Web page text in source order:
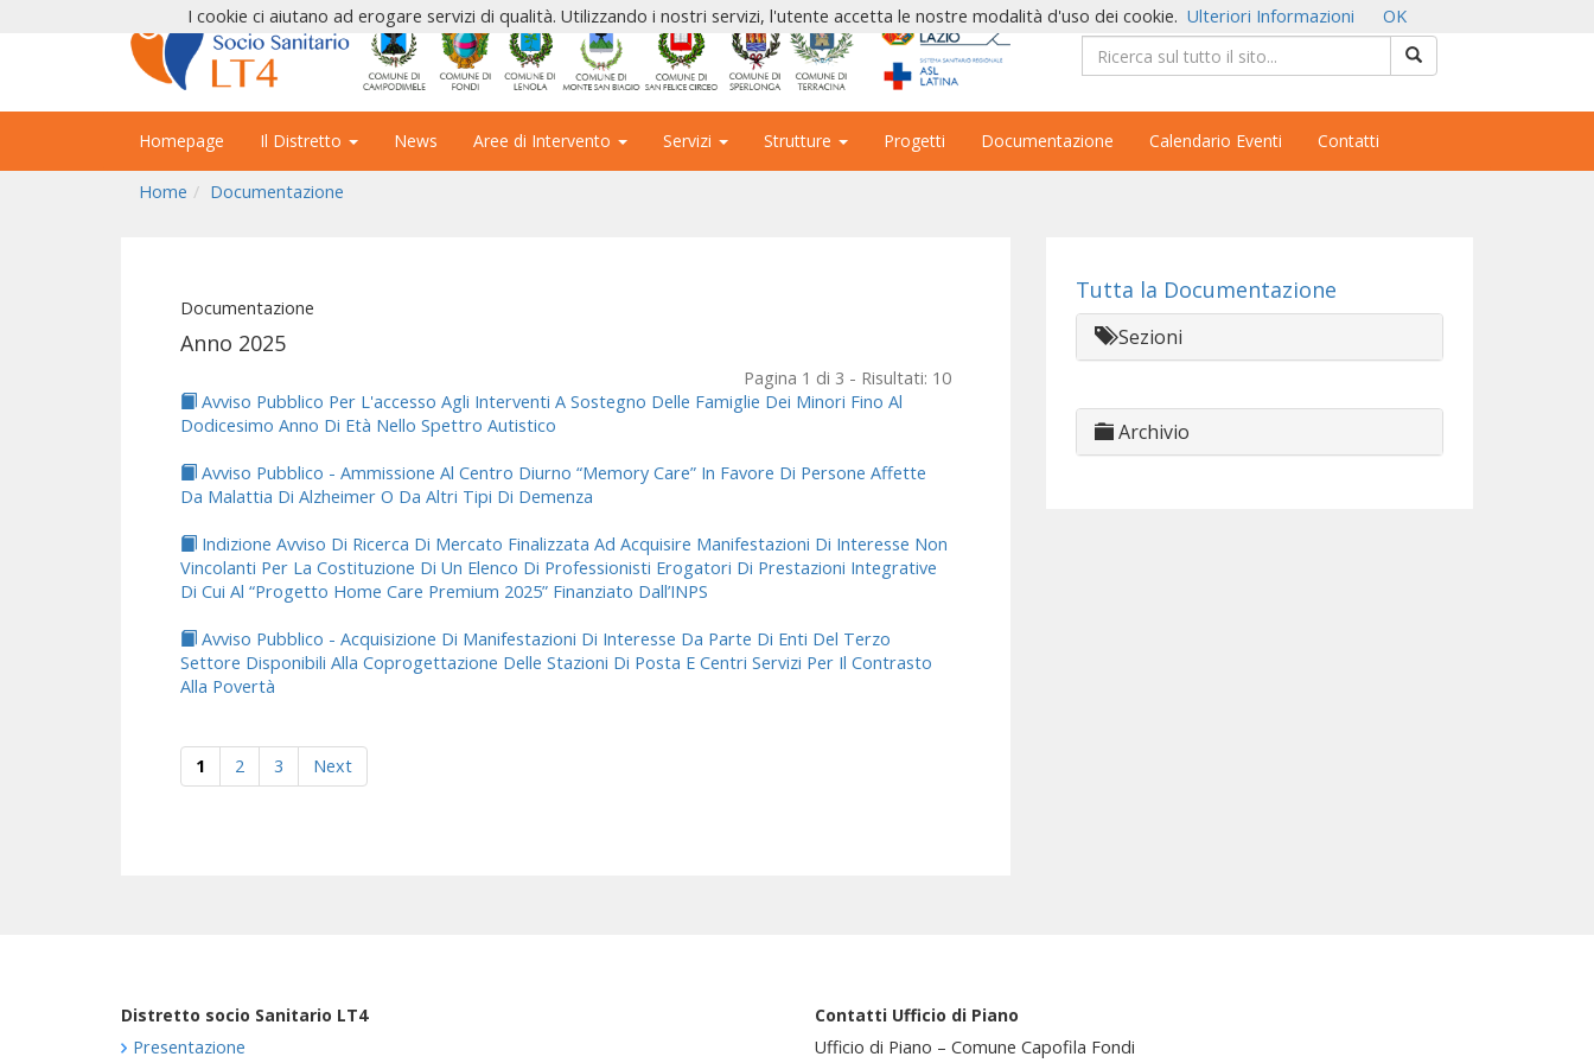
Homepage Il Distretto News Aree di Intervento Servizi Strutture Progetti Documentazione Calendario Eventi Contatti
Home Documentazione
Documentazione
Anno 2025
Pagina 1 di 3 - Risultati: 10
Avviso Pubblico Per L'accesso Agli Interventi A Sostegno Delle Famiglie Dei Minori Fino Al
Dodicesimo Anno Di Età Nello Spettro Autistico
Avviso Pubblico - Ammissione Al Centro Diurno “Memory Care” In Favore Di Persone Affette
Da Malattia Di Alzheimer O Da Altri Tipi Di Demenza
Indizione Avviso Di Ricerca Di Mercato Finalizzata Ad Acquisire Manifestazioni Di Interesse Non
Vincolanti Per La Costituzione Di Un Elenco Di Professionisti Erogatori Di Prestazioni Integrative
Di Cui Al “Progetto Home Care Premium 2025” Finanziato Dall’INPS
Avviso Pubblico - Acquisizione Di Manifestazioni Di Interesse Da Parte Di Enti Del Terzo
Settore Disponibili Alla Coprogettazione Delle Stazioni Di Posta E Centri Servizi Per Il Contrasto
Alla Povertà
1 2 3 Next
Tutta la Documentazione
Sezioni
Archivio
Distretto socio Sanitario LT4
Presentazione
Contatti Ufficio di Piano
Ufficio di Piano – Comune Capofila Fondi
I cookie ci aiutano ad erogare servizi di qualità. Utilizzando i nostri servizi, l'utente accetta le nostre modalità d'uso dei cookie. Ulteriori Informazioni OK